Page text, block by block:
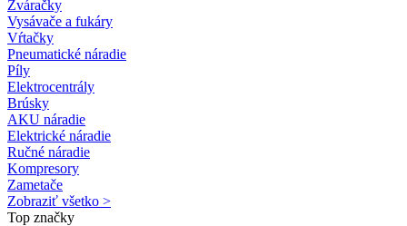
Zváračky
Vysávače a fukáry
Vŕtačky
Pneumatické náradie
Píly
Elektrocentrály
Brúsky
AKU náradie
Elektrické náradie
Ručné náradie
Kompresory
Zametače
Zobraziť všetko >
Top značky